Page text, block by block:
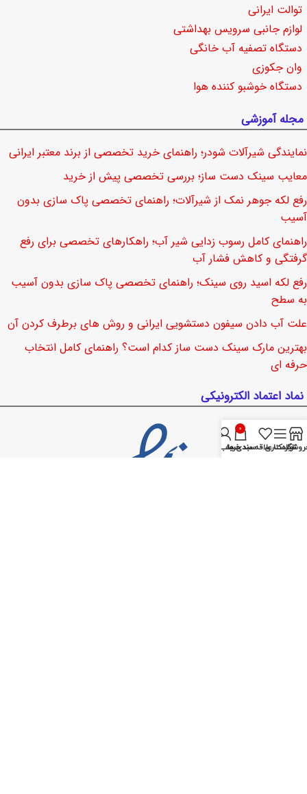
توالت ایرانی
لوازم جانبی سرویس بهداشتی
دستگاه تصفیه آب خانگی
وان جکوزی
دستگاه خوشبو کننده هوا
مجله آموزشی
نمایندگی شیرآلات شودر؛ راهنمای خرید تخصصی از برند معتبر ایرانی
معایب سینک دست ساز؛ بررسی تخصصی پیش از خرید
رفع لکه جوهر نمک از شیرآلات؛ راهنمای تخصصی پاک سازی بدون
آسیب
راهنمای کامل رسوب زدایی شیر آب؛ راهکارهای تخصصی برای رفع
گرفتگی و کاهش فشار آب
رفع لکه اسید روی سینک؛ راهنمای تخصصی پاک سازی بدون آسیب
به سطح
علت آب دادن سیفون دستشویی ایرانی و روش های برطرف کردن آن
بهترین مارک سینک دست ساز کدام است؟ راهنمای کامل انتخاب
حرفه ای
نماد اعتماد الکترونیکی
نوار کناری
لیست علاقه مندی ها
0
سبد خرید
حساب من